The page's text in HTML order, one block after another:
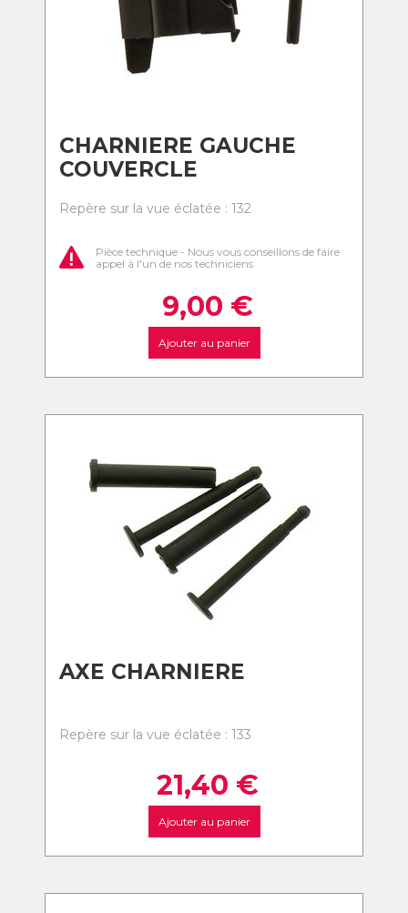
CHARNIERE GAUCHE
COUVERCLE
Repère sur la vue éclatée : 132
Pièce technique - Nous vous conseillons de faire
appel à l'un de nos techniciens
9,00 €
Ajouter au panier
AXE CHARNIERE
Repère sur la vue éclatée : 133
21,40 €
Ajouter au panier